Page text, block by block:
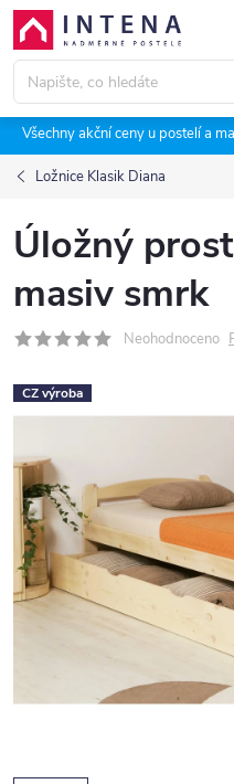
Přejít
obsah
Všechny akční ceny u postelí a
Ložnice Klasik Diana
Úložný
masiv smrk
Neohodnoceno
CZ výroba